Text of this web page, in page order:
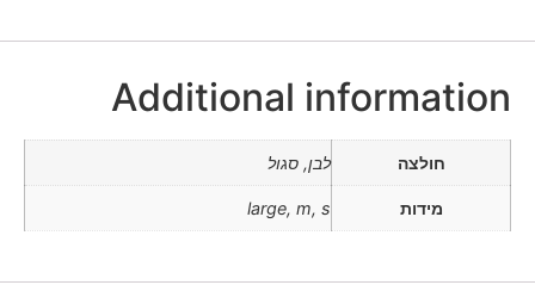
Additional information
חולצה לבן, סגול
מידות large, m, s